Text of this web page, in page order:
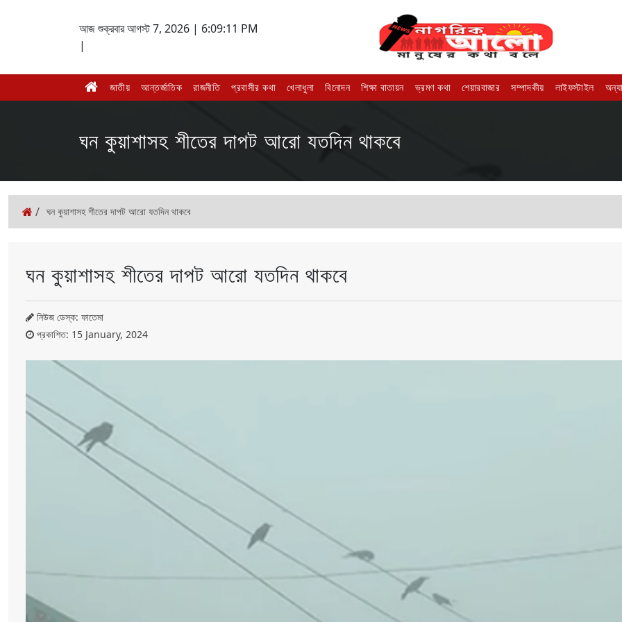
আজ শুক্রবার আগস্ট 7, 2026 | 6:09:11 PM
|
জাতীয় আন্তর্জাতিক রাজনীতি প্রবাসীর কথা খেলাধুলা বিনোদন শিক্ষা বাতায়ন ভ্রমণ কথা শেয়ারবাজার সম্পাদকীয় লাইফস্টাইল
ঘন কুয়াশাসহ শীতের দাপট আরো যতদিন থাকবে
/ ঘন কুয়াশাসহ শীতের দাপট আরো যতদিন থাকবে
ঘন কুয়াশাসহ শীতের দাপট আরো যতদিন থাকবে
নিউজ ডেস্ক: ফাতেমা
প্রকাশিত: 15 January, 2024